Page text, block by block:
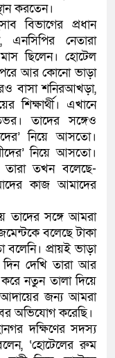
করতেন।
বিভাগের প্রধান
এনসিপির নেতারা
ছিলেন। হোটেল
আর কোনো ভাড়া
বাসা শনিরআখড়া,
শিক্ষার্থী। এখানে
তাদের সঙ্গেও
নিয়ে আসতো।
নিয়ে আসতো।
তখন বলেছে-
কাজ আমাদের
তাদের সঙ্গে আমরা
বলেছে টাকা
প্রায়ই ভাড়া
দিন দেখি তারা আর
নতুন তালা দিয়ে
আদায়ের জন্য আমরা
অভিযোগ করেছি।
দক্ষিণের সদস্য
‘হোটেলের রুম